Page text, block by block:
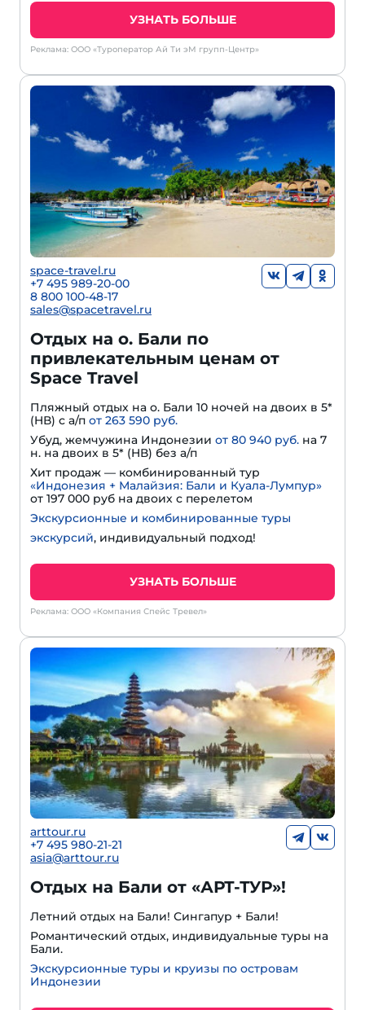
УЗНАТЬ БОЛЬШЕ
Реклама: ООО «Туроператор Ай Ти эМ групп-Центр»
space-travel.ru
+7 495 989-20-00
8 800 100-48-17
sales@spacetravel.ru
Отдых на о. Бали по
привлекательным ценам от
Space Travel
Пляжный отдых на о. Бали 10 ночей на двоих в 5*
(HВ) с а/п от 263 590 руб.
Убуд, жемчужина Индонезии от 80 940 руб. на 7
н. на двоих в 5* (HВ) без а/п
Хит продаж — комбинированный тур
«Индонезия + Малайзия: Бали и Куала-Лумпур»
от 197 000 руб на двоих с перелетом
Экскурсионные и комбинированные туры
экскурсий, индивидуальный подход!
УЗНАТЬ БОЛЬШЕ
Реклама: ООО «Компания Спейс Тревел»
arttour.ru
+7 495 980-21-21
asia@arttour.ru
Отдых на Бали от «АРТ-ТУР»!
Летний отдых на Бали! Сингапур + Бали!
Романтический отдых, индивидуальные туры на
Бали.
Экскурсионные туры и круизы по островам
Индонезии